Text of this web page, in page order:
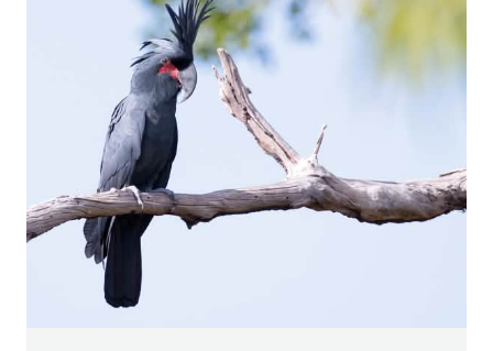
Heimat. Doch der indonesische Staat ist